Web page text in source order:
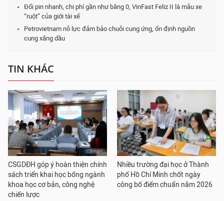
Đổi pin nhanh, chi phí gần như bằng 0, VinFast Feliz II là mẫu xe
“ruột” của giới tài xế
Petrovietnam nỗ lực đảm bảo chuỗi cung ứng, ổn định nguồn
cung xăng dầu
TIN KHÁC
CSGDĐH góp ý hoàn thiện chính
sách triển khai học bổng ngành
khoa học cơ bản, công nghệ
chiến lược
Nhiều trường đại học ở Thành
phố Hồ Chí Minh chốt ngày
công bố điểm chuẩn năm 2026